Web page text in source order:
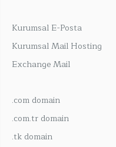
Kurumsal E-Posta
Kurumsal Mail Hosting
Exchange Mail
.com domain
.com.tr domain
.tk domain